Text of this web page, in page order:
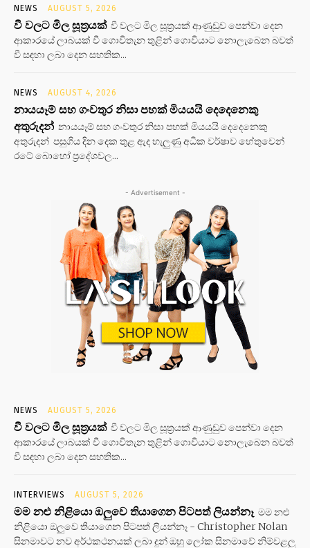
NEWS AUGUST 5, 2026
වී වලට මිල සූත්‍රයක් වී වලට මිල සූත්‍රයක් ආණුඩුව පෙන්වා දෙන
ආකාරයේ ලාබයක් වී ගොවිතැන තුළින් ගොවියාට නොලැබෙන බවත්
වී සඳහා ලබා දෙන සහතික...
NEWS AUGUST 4, 2026
නායයෑම් සහ ගංවතුර නිසා පහක් මියයයි දෙදෙනෙකු
අතුරුදන් නායයෑම් සහ ගංවතුර නිසා පහක් මියයයි දෙදෙනෙකු
අතුරුදන් පසුගිය දින දෙක තුළ ඇද හැලුණු අධික වර්ෂාව හේතුවෙන්
රටේ බොහෝ ප්‍රදේශවල...
- Advertisement -
NEWS AUGUST 5, 2026
වී වලට මිල සූත්‍රයක් වී වලට මිල සූත්‍රයක් ආණුඩුව පෙන්වා දෙන
ආකාරයේ ලාබයක් වී ගොවිතැන තුළින් ගොවියාට නොලැබෙන බවත්
වී සඳහා ලබා දෙන සහතික...
INTERVIEWS AUGUST 5, 2026
මම නළු නිළියො ඔලුවෙ තියාගෙන පිටපත් ලියන්නෑ මම නළු
නිළියො ඔලුවෙ තියාගෙන පිටපත් ලියන්නෑ - Christopher Nolan
සිනමාවට නව අර්ථකථනයක් ලබා දුන් ඔහු ලෝක සිනමාවේ නිම්වළලු